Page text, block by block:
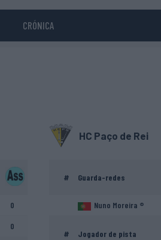
CRÓNICA
0
0
HC Paço de Rei
# Guarda-redes
Nuno Moreira ®
# Jogador de pista